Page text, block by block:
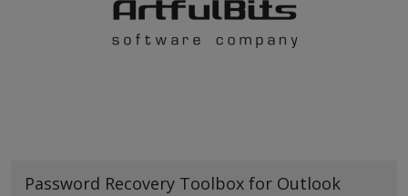
Password Recovery Toolbox for Outlook